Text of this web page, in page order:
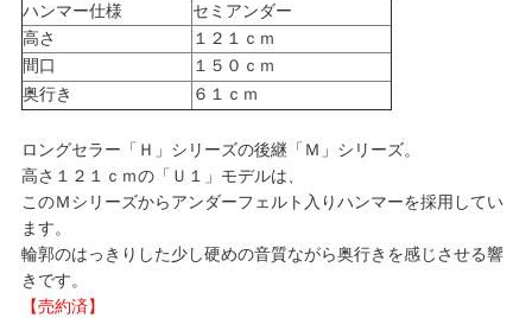
ハンマー仕様
セミアンダー
高さ
１２１ｃｍ
間口
１５０ｃｍ
奥行き
６１ｃｍ
ロングセラー「Ｈ」シリーズの後継「Ｍ」シリーズ。
高さ１２１ｃｍの「Ｕ１」モデルは、
このＭシリーズからアンダーフェルト入りハンマーを採用してい
ます。
輪郭のはっきりした少し硬めの音質ながら奥行きを感じさせる響
きです。
【売約済】